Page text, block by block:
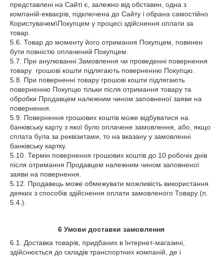
представлені на Сайті є, залежно від обставин, одна з
компаній-екваєрів, підключена до Сайту і обрана самостійно
Користувачем\Покупцем у процесі здійснення оплати за
товар.
5.6. Товар до моменту його отримання Покупцем, повинен
бути повністю оплачений Покупцем.
5.7. При анулюванні Замовлення чи проведенні повернення
товару грошові кошти підлягають поверненню Покупцю.
5.8. При поверненні товару грошові кошти підлягають
поверненню Покупцю тільки після отримання товару та
обробки Продавцем належним чином заповненої заяви на
повернення.
5.9. Повернення грошових коштів може відбуватися на
банківську карту з якої було оплачене замовлення, або, якщо
сплата була за реквізитами, то на вказану у замовленні
банківську картку.
5.10. Термін повернення грошових коштів до 10 робочіх днів
після отримання Продавцем належним чином заповненої
заяви на повернення.
5.12. Продавець може обмежувати можливість використання
деяких з способів здійснення оплати замовленого Товару (п.
5.4.).
6 Умови доставки замовлення
6.1. Доставка товарів, придбаних в Інтернет-магазині,
здійснюється до складів транспортних компаній, де і